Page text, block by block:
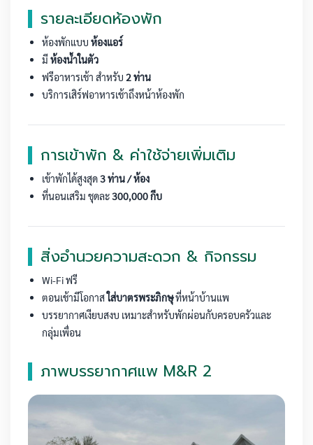
รายละเอียดห้องพัก
ห้องพักแบบ ห้องแอร์
มี ห้องน้ำในตัว
ฟรีอาหารเช้า สำหรับ 2 ท่าน
บริการเสิร์ฟอาหารเช้าถึงหน้าห้องพัก
การเข้าพัก & ค่าใช้จ่ายเพิ่มเติม
เข้าพักได้สูงสุด 3 ท่าน / ห้อง
ที่นอนเสริม ชุดละ 300,000 กีบ
สิ่งอำนวยความสะดวก & กิจกรรม
Wi-Fi ฟรี
ตอนเช้ามีโอกาสใส่บาตรพระภิกษุที่หน้าบ้านแพ
บรรยากาศเงียบสงบ เหมาะสำหรับพักผ่อนกับครอบครัวและ
กลุ่มเพื่อน
ภาพบรรยากาศแพ M&R 2